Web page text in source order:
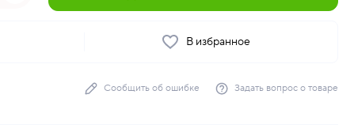
В избранное
Сообщить об ошибке Задать вопрос о товаре